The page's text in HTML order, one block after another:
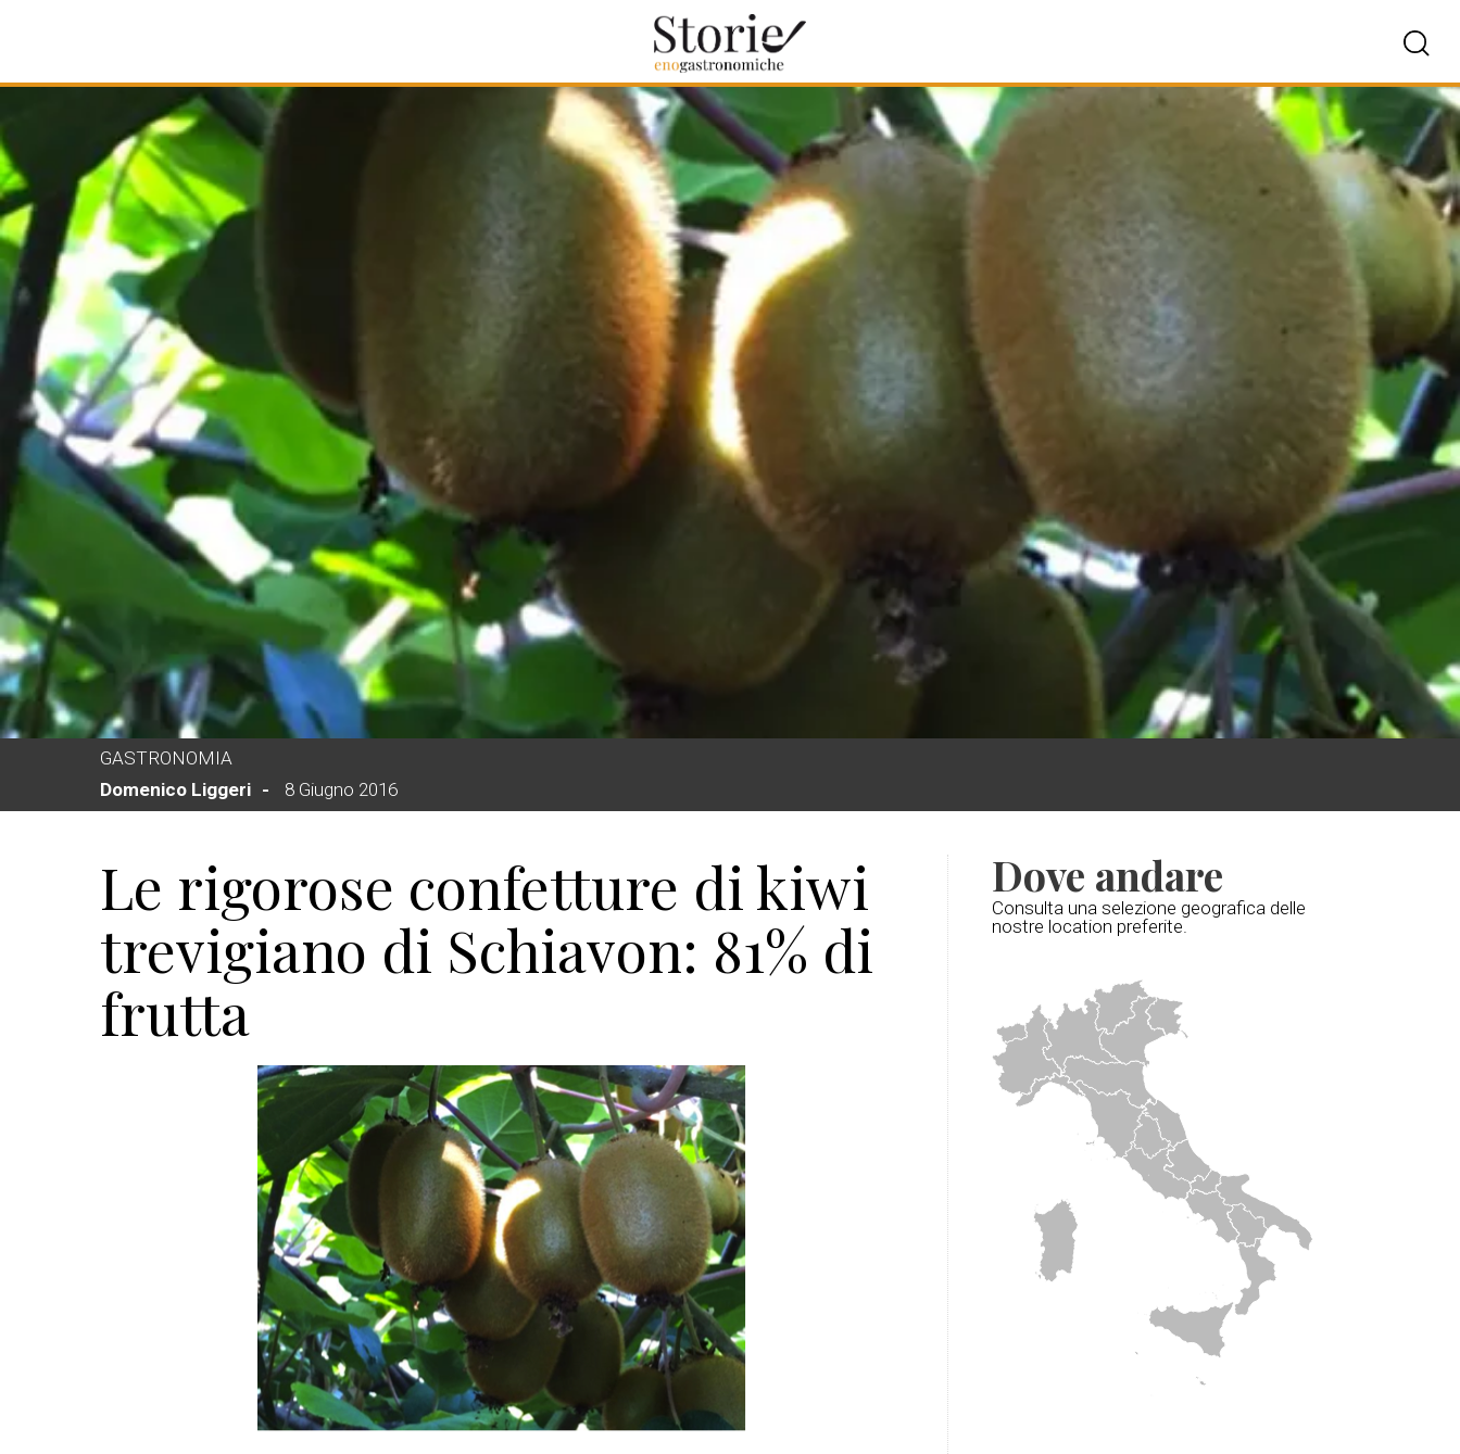
GASTRONOMIA
Domenico Liggeri
8 Giugno 2016
Le rigorose confetture di kiwi
trevigiano di Schiavon: 81% di
frutta
Dove andare
Consulta una selezione geografica delle
nostre location preferite.